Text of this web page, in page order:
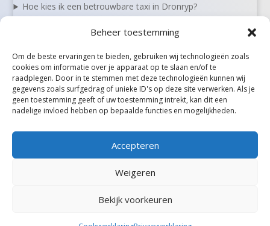
Beheer toestemming
Om de beste ervaringen te bieden, gebruiken wij technologieën zoals
cookies om informatie over je apparaat op te slaan en/of te
raadplegen. Door in te stemmen met deze technologieën kunnen wij
gegevens zoals surfgedrag of unieke ID's op deze site verwerken. Als je
geen toestemming geeft of uw toestemming intrekt, kan dit een
nadelige invloed hebben op bepaalde functies en mogelijkheden.
Accepteren
Weigeren
Bekijk voorkeuren
Hoe kies ik een betrouwbare taxi in Dronryp?
Kan ik een taxi in Dronryp vooraf reserveren?
Zijn er 24/7 taxi’s beschikbaar in Dronryp?
Kan ik in Dronryp ook rolstoel- of zorgvervoer boeken?
Alle steden